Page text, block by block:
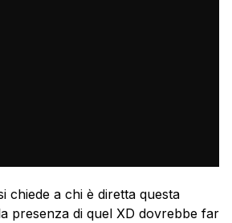
chiede a chi è diretta questa
presenza di quel XD dovrebbe far